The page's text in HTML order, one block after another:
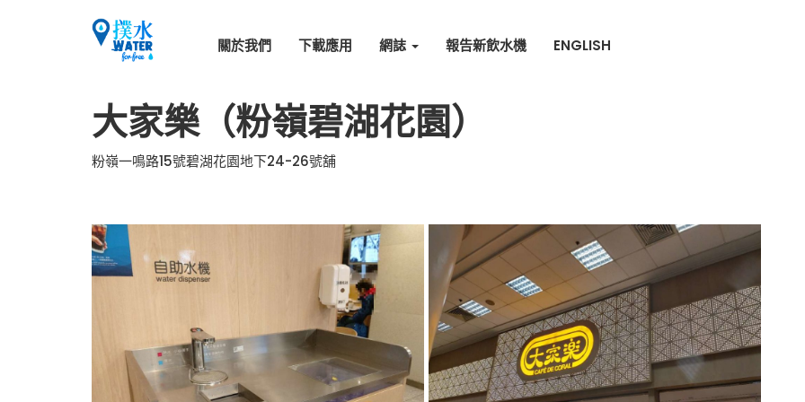
關於我們 下載應用 網誌 報告新飲水機 ENGLISH
大家樂（粉嶺碧湖花園）
粉嶺一鳴路15號碧湖花園地下24-26號舖